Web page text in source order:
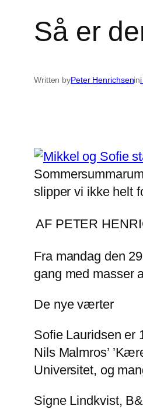
Så er
Written byPeter Henrichsenin
slipper vi ikke helt
AF PETER
Fra mandag den
gang med masser
De nye værter
Sofie Lauridsen er
Nils Malmros’
Universitet, og
Signe Lindkvist,